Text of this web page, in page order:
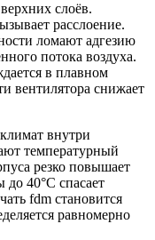
слоёв.
расслоение.
ломают адгезию
потока воздуха.
в плавном
вентилятора снижает
внутри
температурный
резко повышает
до 40°C спасает
fdm становится
равномерно